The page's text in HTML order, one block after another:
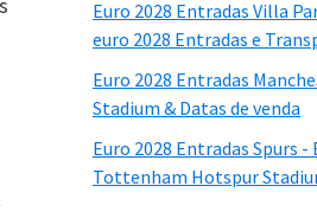
Euro 2028 Entradas Villa
euro 2028 Entradas e
Euro 2028 Entradas
Stadium & Datas de venda
Euro 2028 Entradas Spurs -
Tottenham Hotspur